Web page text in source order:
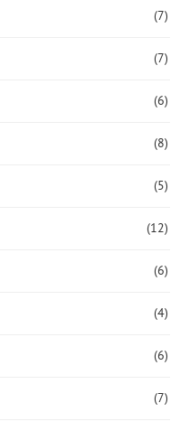
(7)
(7)
(6)
(8)
(5)
(12)
(6)
(4)
(6)
(7)